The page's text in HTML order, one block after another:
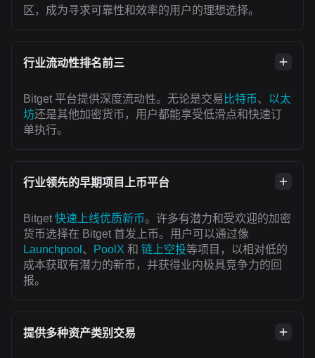
区，成为寻求可靠性和效率的用户的理想选择。
行业流动性排名前三
Bitget 平台提供深度流动性。无论是交易 比特币、 以太
坊还是其他加密货币，用户都能享受低滑点和快速订
单执行。
行业领先的早期项目上币平台
Bitget 快速上线优质新币。许多有潜力和受欢迎的加密
货币选择在 Bitget 首发上币。用户可以通过像
Launchpool 、 PoolX 和 链上空投等项目，以相对低的
成本获取有潜力的新币，并获得业内极具竞争力的回
报。
提供多种资产类别交易